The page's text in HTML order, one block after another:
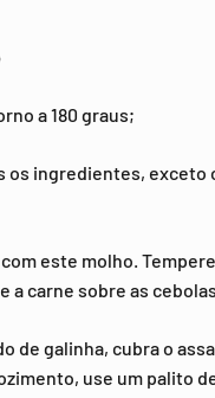
a 180 graus;
os ingredientes, exceto
este molho.
a carne sobre as
de galinha, cubra o
use um palito